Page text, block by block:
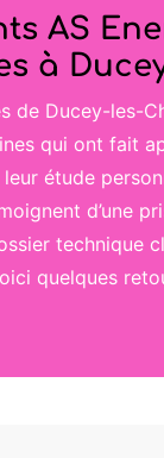
AS
à
de Ducey-les-
qui ont fait
étude
d’une
technique
quelques